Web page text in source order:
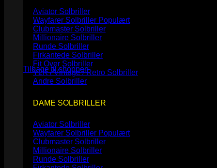
Ingen varer i kurven.
Tilbage til shoppen
Aviator Solbriller
Wayfarer Solbriller
Clubmaster Solbriller
Millionaire Solbriller
Runde Solbriller
Firkantede Solbriller
Fit Over Solbriller
Y2K / Vintage / Retro Solbriller
Andre Solbriller
DAME SOLBRILLER
Aviator Solbriller
Wayfarer Solbriller
Clubmaster Solbriller
Millionaire Solbriller
Runde Solbriller